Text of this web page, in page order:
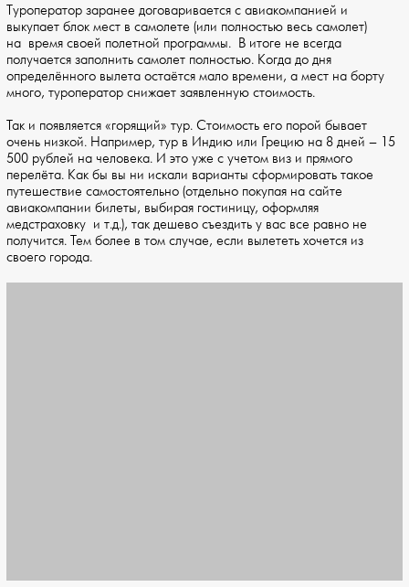
Туроператор заранее договаривается с авиакомпанией и
выкупает блок мест в самолете (или полностью весь самолет)
на время своей полетной программы. В итоге не всегда
получается заполнить самолет полностью. Когда до дня
определённого вылета остаётся мало времени, а мест на борту
много, туроператор снижает заявленную стоимость.
Так и появляется «горящий» тур. Стоимость его порой бывает
очень низкой. Например, тур в Индию или Грецию на 8 дней – 15
500 рублей на человека. И это уже с учетом виз и прямого
перелёта. Как бы вы ни искали варианты сформировать такое
путешествие самостоятельно (отдельно покупая на сайте
авиакомпании билеты, выбирая гостиницу, оформляя
медстраховку и т.д.), так дешево съездить у вас все равно не
получится. Тем более в том случае, если вылететь хочется из
своего города.